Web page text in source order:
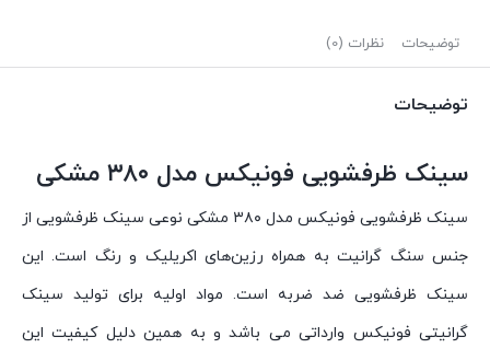
توضیحات نظرات (0)
توضیحات
سینک ظرفشویی فونیکس مدل ۳۸۰ مشکی
سینک ظرفشویی فونیکس مدل ۳۸۰ مشکی نوعی سینک ظرفشویی از
جنس سنگ گرانیت به همراه رزین‌های اکریلیک و رنگ است. این
سینک ظرفشویی ضد ضربه است. مواد اولیه برای تولید سینک
گرانیتی فونیکس وارداتی می باشد و به همین دلیل کیفیت این